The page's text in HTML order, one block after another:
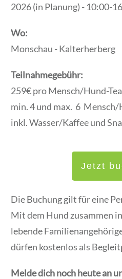
2026 (in Planung) - 10:00-
Wo:
Monschau - Kalterherberg
Teilnahmegebühr:
259€ pro Mensch/Hund-
min. 4 und max. 6 Mensch/
inkl. Wasser/Kaffee und
Jetzt
Die Buchung gilt für eine
Mit dem Hund zusammen
lebende
dürfen kostenlos als
Melde dich noch heute an